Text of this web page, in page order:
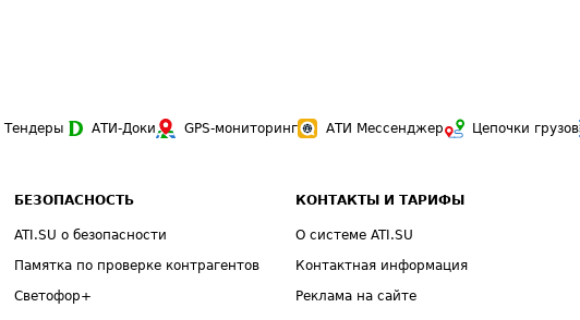
Тендеры АТИ-Доки GPS-мониторинг АТИ Мессенджер Цепочки грузов
БЕЗОПАСНОСТЬ
ATI.SU о безопасности
Памятка по проверке контрагентов
Светофор+
КОНТАКТЫ И ТАРИФЫ
О системе ATI.SU
Контактная информация
Реклама на сайте